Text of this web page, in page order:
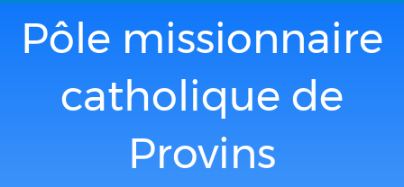
Pôle missionnaire
catholique de
Provins